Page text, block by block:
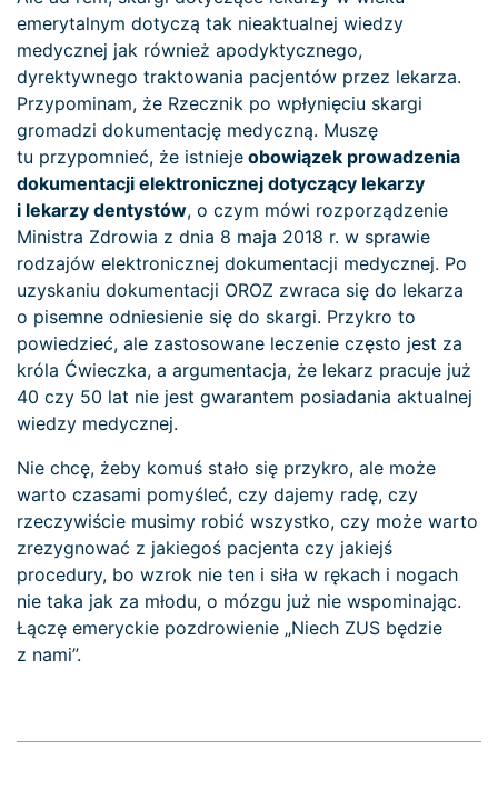
emerytalnym dotyczą tak nieaktualnej wiedzy
medycznej jak również apodyktycznego,
dyrektywnego traktowania pacjentów przez lekarza.
Przypominam, że Rzecznik po wpłynięciu skargi
gromadzi dokumentację medyczną. Muszę
tu przypomnieć, że istnieje obowiązek prowadzenia
dokumentacji elektronicznej dotyczący lekarzy
i lekarzy dentystów, o czym mówi rozporządzenie
Ministra Zdrowia z dnia 8 maja 2018 r. w sprawie
rodzajów elektronicznej dokumentacji medycznej. Po
uzyskaniu dokumentacji OROZ zwraca się do lekarza
o pisemne odniesienie się do skargi. Przykro to
powiedzieć, ale zastosowane leczenie często jest za
króla Ćwieczka, a argumentacja, że lekarz pracuje już
40 czy 50 lat nie jest gwarantem posiadania aktualnej
wiedzy medycznej.
Nie chcę, żeby komuś stało się przykro, ale może
warto czasami pomyśleć, czy dajemy radę, czy
rzeczywiście musimy robić wszystko, czy może warto
zrezygnować z jakiegoś pacjenta czy jakiejś
procedury, bo wzrok nie ten i siła w rękach i nogach
nie taka jak za młodu, o mózgu już nie wspominając.
Łączę emeryckie pozdrowienie „Niech ZUS będzie
z nami”.